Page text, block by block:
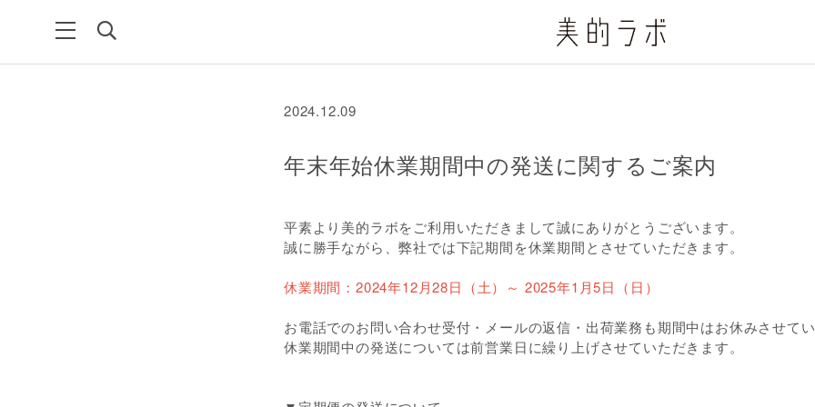
2024.12.09
年末年始休業期間中の発送に関するご案内
平素より美的ラボをご利用いただきまして誠にありがとうございます。
誠に勝手ながら、弊社では下記期間を休業期間とさせていただきます。
休業期間：2024年12月28日（土）～ 2025年1月5日（日）
お電話でのお問い合わせ受付・メールの返信・出荷業務も期間中はお休みさせてい
休業期間中の発送については前営業日に繰り上げさせていただきます。